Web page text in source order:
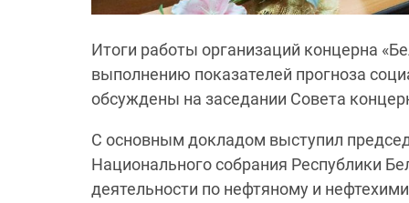
Итоги работы организаций концерна
выполнению показателей прогноза
обсуждены на заседании Совета
С основным докладом выступил
Национального собрания Республики
деятельности по нефтяному и